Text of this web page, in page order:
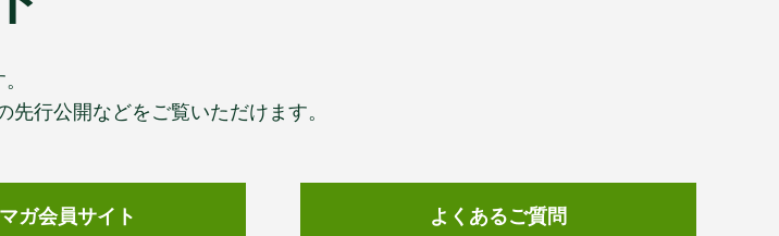
行公開などをご覧いただけます。
ガ会員サイト よくあるご質問